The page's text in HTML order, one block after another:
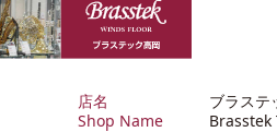
店名
Shop Name
ブラステ
Brasstek